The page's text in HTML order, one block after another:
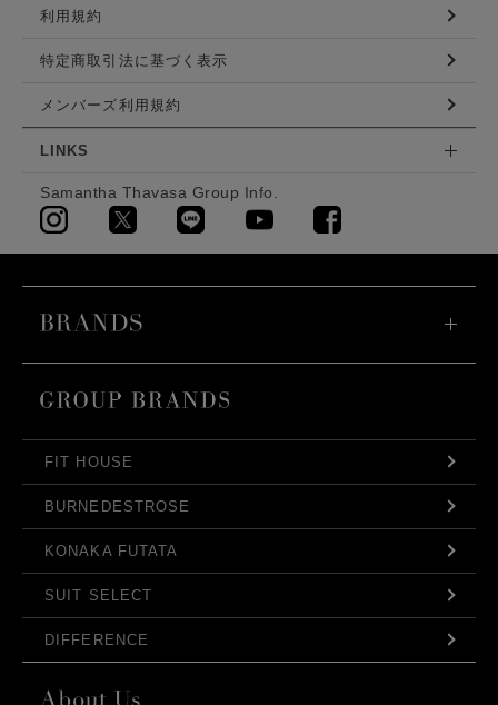
利用規約
特定商取引法に基づく表示
メンバーズ利用規約
LINKS
Samantha Thavasa Group Info.
FIT HOUSE
BURNEDESTROSE
KONAKA FUTATA
SUIT SELECT
DIFFERENCE